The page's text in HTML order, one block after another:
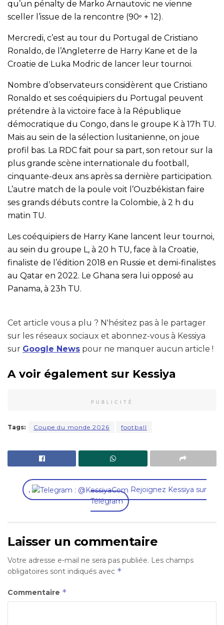
qu’un pénalty de Marko Arnautovic ne vienne
sceller l’issue de la rencontre (90e + 12).
Mercredi, c’est au tour du Portugal de Cristiano
Ronaldo, de l’Angleterre de Harry Kane et de la
Croatie de Luka Modric de lancer leur tournoi.
Nombre d’observateurs considèrent que Cristiano
Ronaldo et ses coéquipiers du Portugal peuvent
prétendre à la victoire face à la République
démocratique du Congo, dans le groupe K à 17h TU.
Mais au sein de la sélection lusitanienne, on joue
profil bas. La RDC fait pour sa part, son retour sur la
plus grande scène internationale du football,
cinquante-deux ans après sa dernière participation.
L’autre match de la poule voit l’Ouzbékistan faire
ses grands débuts contre la Colombie, à 2 h du
matin TU.
Les coéquipiers de Harry Kane lancent leur tournoi,
au sein du groupe L, à 20 h TU, face à la Croatie,
finaliste de l’édition 2018 en Russie et demi-finalistes
au Qatar en 2022. Le Ghana sera lui opposé au
Panama, à 23h TU.
Cet article vous a plu ? N'hésitez pas à le partager
sur les réseaux sociaux et abonnez-vous à Kessiya
sur Google News pour ne manquer aucun article !
A voir également sur Kessiya
PUBLICITÉ
Tags: Coupe du monde 2026 football
,
Rejoignez Kessiya sur
Télégram
Laisser un commentaire
Votre adresse e-mail ne sera pas publiée. Les champs
obligatoires sont indiqués avec *
Commentaire *